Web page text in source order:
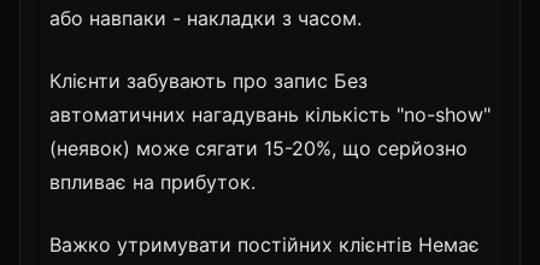
або навпаки - накладки з часом.
Клієнти забувають про запис Без
автоматичних нагадувань кількість "no-show"
(неявок) може сягати 15-20%, що серйозно
впливає на прибуток.
Важко утримувати постійних клієнтів Немає